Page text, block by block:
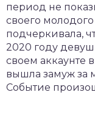
период не
своего
подчеркивала,
2020 году
своем аккаунте
вышла замуж за
Событие